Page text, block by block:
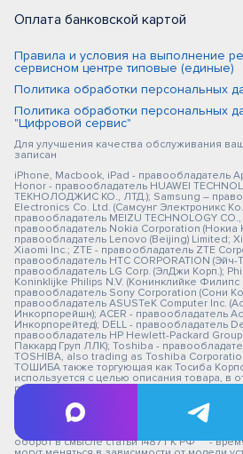
Оплата банковской картой
Правила и условия на выполнение
сервисном центре типовые (единые)
Политика обработки персональных
Политика обработки персональных
"Цифровой сервис"
Для улучшения качества обслуживания
записан
iPhone, Macbook, iPad - правообладатель
Honor - правообладатель HUAWEI
ТЕКНОЛОДЖИС КО., ЛТД.); Samsung –
Electronics Co. Ltd. (Самсунг Электроникс
правообладатель MEIZU TECHNOLOGY
правообладатель Nokia Corporation
правообладатель Lenovo (Beijing) Limited;
Xiaomi Inc.; ZTE - правообладатель ZTE
правообладатель HTC CORPORATION
правообладатель LG Corp. (ЭлДжи Корп.);
Koninklijke Philips N.V. (Конинклийке Филипс
правообладатель Sony Corporation (Сони
правообладатель ASUSTeK Computer Inc.
Инкорпорейшн); ACER - правообладатель
Инкорпорейтед); DELL - правообладатель
правообладатель HP Hewlett-Packard
Паккард Груп ЛЛК); Toshiba -
TOSHIBA, also trading as Toshiba
ТОШИБА также торгующая как Тосиба
используется с целью описания товара, в
производятся услуги по ремонту
«PEDANT».Услуги оказываются в
центрах «PEDANT», не связанными с
товарных знаков и/или с ее официальными
отношении товаров, которые уже были
оборот в смысле статьи 1487 ГК РФ ** -